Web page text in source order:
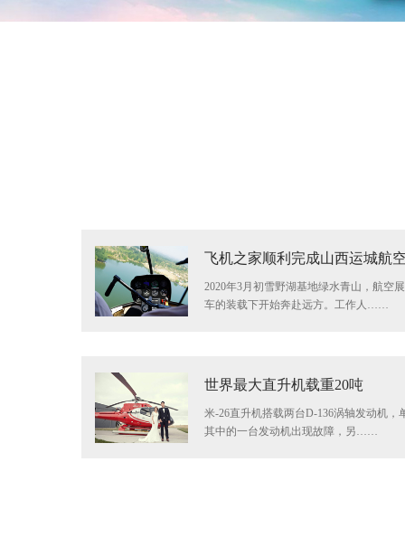
飞机之家顺利完成山西运城航
2020年3月初雪野湖基地绿水青山，航空
车的装载下开始奔赴远方。工作人……
世界最大直升机载重20吨
米-26直升机搭载两台D-136涡轴发动机，
其中的一台发动机出现故障，另……